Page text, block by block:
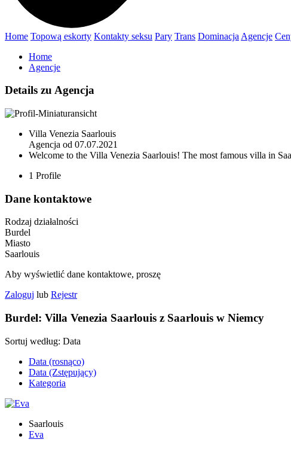
Home Topową eskorty Kontakty seksu Pary Trans Dominacja Agencje
Home
Agencje
Details zu Agencja
Villa Venezia Saarlouis
Agencja od 07.07.2021
Welcome to the Villa Venezia Saarlouis! The most famous villa in
1 Profile
Dane kontaktowe
Rodzaj działalności
Burdel
Miasto
Saarlouis
Aby wyświetlić dane kontaktowe, proszę
Zaloguj lub Rejestr
Burdel: Villa Venezia Saarlouis z Saarlouis w Niemcy
Sortuj według: Data
Data (rosnąco)
Data (Zstępujący)
Kategoria
Saarlouis
Eva